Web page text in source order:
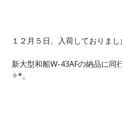
１２月５日、入荷しておりまし
新大型和船W-43AFの納品に同
✧*。